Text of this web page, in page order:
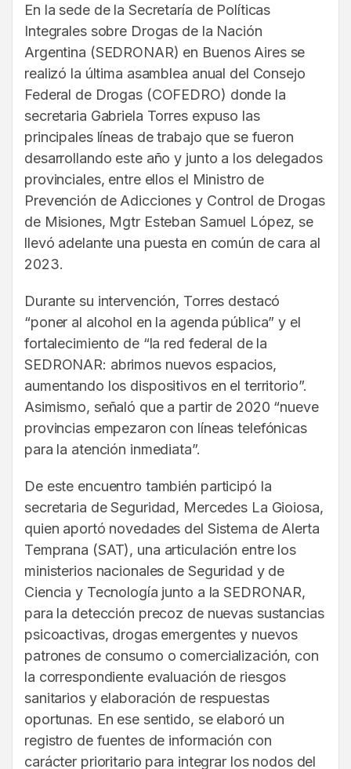
En la sede de la Secretaría de Políticas
Integrales sobre Drogas de la Nación
Argentina (SEDRONAR) en Buenos Aires se
realizó la última asamblea anual del Consejo
Federal de Drogas (COFEDRO) donde la
secretaria Gabriela Torres expuso las
principales líneas de trabajo que se fueron
desarrollando este año y junto a los delegados
provinciales, entre ellos el Ministro de
Prevención de Adicciones y Control de Drogas
de Misiones, Mgtr Esteban Samuel López, se
llevó adelante una puesta en común de cara al
2023.
Durante su intervención, Torres destacó
“poner al alcohol en la agenda pública” y el
fortalecimiento de “la red federal de la
SEDRONAR: abrimos nuevos espacios,
aumentando los dispositivos en el territorio”.
Asimismo, señaló que a partir de 2020 “nueve
provincias empezaron con líneas telefónicas
para la atención inmediata”.
De este encuentro también participó la
secretaria de Seguridad, Mercedes La Gioiosa,
quien aportó novedades del Sistema de Alerta
Temprana (SAT), una articulación entre los
ministerios nacionales de Seguridad y de
Ciencia y Tecnología junto a la SEDRONAR,
para la detección precoz de nuevas sustancias
psicoactivas, drogas emergentes y nuevos
patrones de consumo o comercialización, con
la correspondiente evaluación de riesgos
sanitarios y elaboración de respuestas
oportunas. En ese sentido, se elaboró un
registro de fuentes de información con
carácter prioritario para integrar los nodos del